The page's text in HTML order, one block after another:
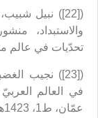
([22]) نبيل
والاستبداد،
تحدّيات في عالم
([23]) نجيب
عمّان، ط1، 1423هـ ـ 2002م.